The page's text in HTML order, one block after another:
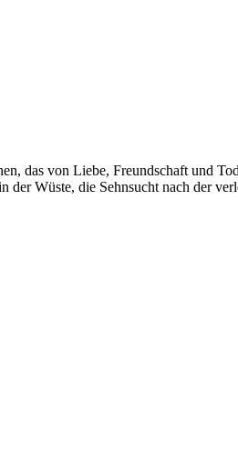
das von Liebe, Freundschaft und
der Wüste, die Sehnsucht nach der